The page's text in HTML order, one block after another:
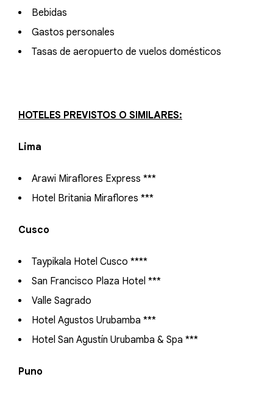
Bebidas
Gastos personales
Tasas de aeropuerto de vuelos domésticos
HOTELES PREVISTOS O SIMILARES:
Lima
Arawi Miraflores Express ***
Hotel Britania Miraflores ***
Cusco
Taypikala Hotel Cusco ****
San Francisco Plaza Hotel ***
Valle Sagrado
Hotel Agustos Urubamba ***
Hotel San Agustín Urubamba & Spa ***
Puno